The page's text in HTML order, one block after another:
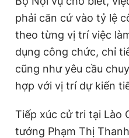
phải căn cứ vào tỷ lệ
theo từng vị trí việc
dụng công chức, chỉ
cũng như yêu cầu
hợp với vị trí dự kiến
Tiếp xúc cử tri tại Lào
tướng Phạm Thị